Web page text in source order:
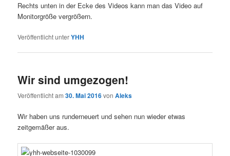
Rechts unten in der Ecke des Videos kann man das Video auf
Monitorgröße vergrößern.
Veröffentlicht unterYHH
Wir sind umgezogen!
Veröffentlicht am30. Mai 2016vonAleks
Wir haben uns runderneuert und sehen nun wieder etwas
zeitgemäßer aus.